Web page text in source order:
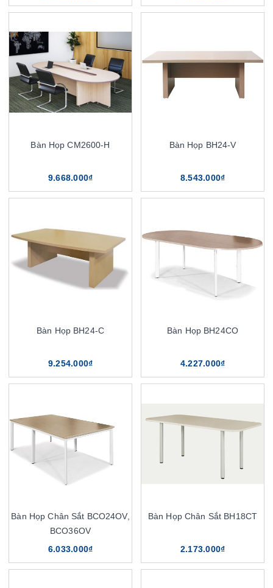
Bàn Họp CM2600-H
9.668.000₫
Bàn Họp BH24-V
8.543.000₫
Bàn Họp BH24-C
9.254.000₫
Bàn Họp BH24CO
4.227.000₫
Bàn Họp Chân Sắt BCO24OV,
BCO36OV
6.033.000₫
Bàn Họp Chân Sắt BH18CT
2.173.000₫